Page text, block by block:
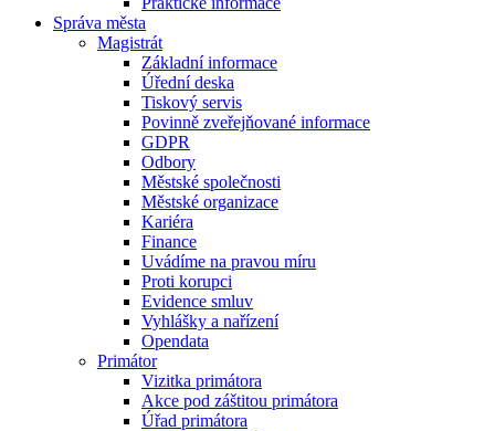
Správa města
Magistrát
Základní informace
Úřední deska
Tiskový servis
Povinně zveřejňované informace
GDPR
Odbory
Městské společnosti
Městské organizace
Kariéra
Finance
Uvádíme na pravou míru
Proti korupci
Evidence smluv
Vyhlášky a nařízení
Opendata
Primátor
Vizitka primátora
Akce pod záštitou primátora
Úřad primátora